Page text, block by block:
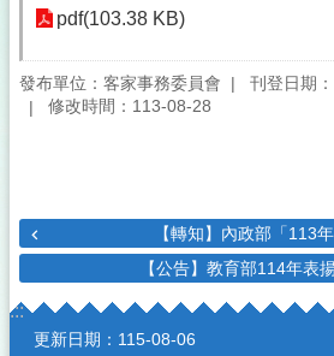
pdf(103.38 KB)
發布單位：客家事務委員會
刊登日期
修改時間：113-08-28
【轉知】內政部「113
【公告】教育部114年表
:::
更新日期： 115-08-06